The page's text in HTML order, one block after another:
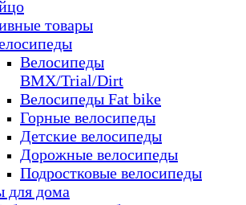
товары
Велосипеды
BMX/Trial/Dirt
Велосипеды Fat bike
Горные велосипеды
Детские велосипеды
Дорожные велосипеды
Подростковые велосипеды
для дома